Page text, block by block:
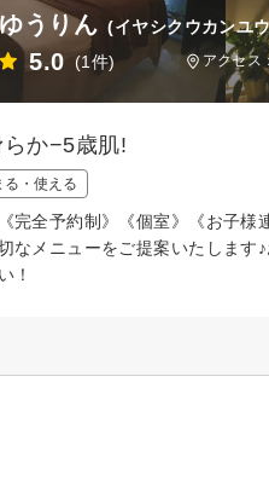
うりん (イヤシクウカンユ
5.0 (1件) アクセス
か−5歳肌!
る・使える
《完全予約制》《個室》《お子
なメニューをご提案いたしま
！